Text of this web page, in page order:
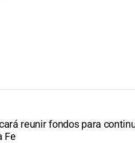
reunir fondos para
Fe